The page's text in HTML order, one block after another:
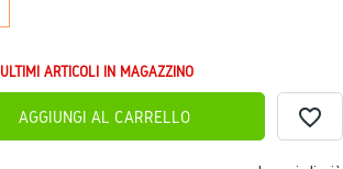
ULTIMI ARTICOLI IN MAGAZZINO
AGGIUNGI AL CARRELLO favorite_border